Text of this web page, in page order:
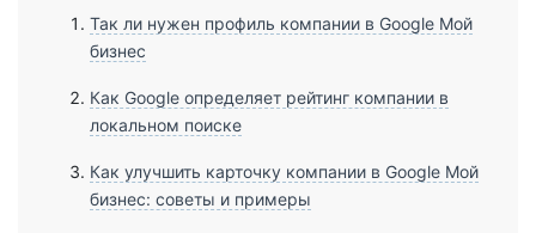
Так ли нужен профиль компании в Google Мой
бизнес
Как Google определяет рейтинг компании в
локальном поиске
Как улучшить карточку компании в Google Мой
бизнес: советы и примеры